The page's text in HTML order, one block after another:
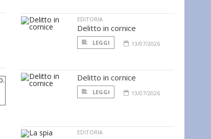
EDITORIA
Delitto in cornice
LEGGI 13/07/2026
Delitto in cornice
LEGGI 13/07/2026
EDITORIA